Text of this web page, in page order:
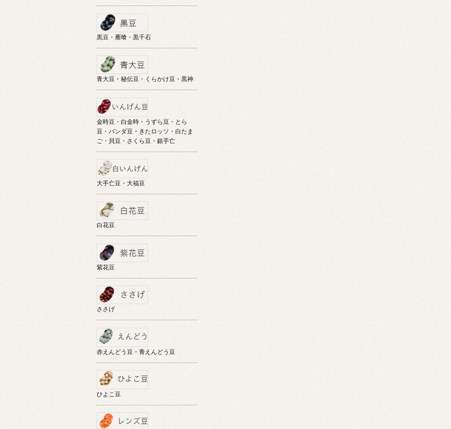
黒豆・雁喰・黒千石
青大豆・秘伝豆・くらかけ豆・黒神
金時豆・白金時・うずら豆・とら
豆・パンダ豆・きたロッソ・白たま
ご・貝豆・さくら豆・銀手亡
大手亡豆・大福豆
白花豆
紫花豆
ささげ
赤えんどう豆・青えんどう豆
ひよこ豆